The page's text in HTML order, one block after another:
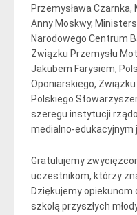
Przemysława
Anny Moskwy,
Narodowego Centrum
Związku Przemysłu
Jakubem Farysiem,
Oponiarskiego,
Polskiego
szeregu instytucji
medialno-edukacyjnym
Gratulujemy
uczestnikom, którzy
Dziękujemy
szkolą przyszłych